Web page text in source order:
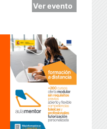
Ver evento